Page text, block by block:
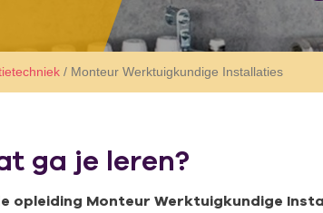
/ Monteur Werktuigkundige Installaties
ga je leren?
opleiding Monteur Werktuigkundige